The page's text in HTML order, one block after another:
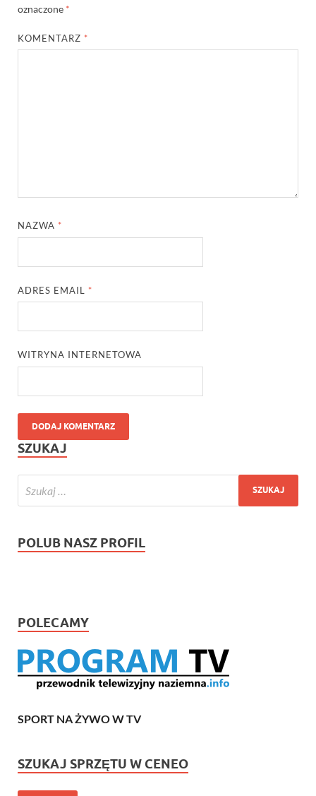
oznaczone *
KOMENTARZ *
NAZWA *
ADRES EMAIL *
WITRYNA INTERNETOWA
SZUKAJ
POLUB NASZ PROFIL
POLECAMY
SPORT NA ŻYWO W TV
SZUKAJ SPRZĘTU W CENEO